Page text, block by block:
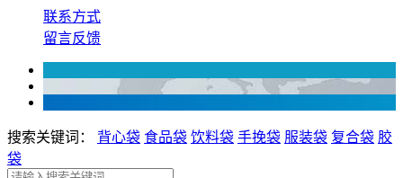
联系方式
留言反馈
搜索关键词： 背心袋 食品袋 饮料袋 手挽袋 服装袋 复合袋 胶
袋